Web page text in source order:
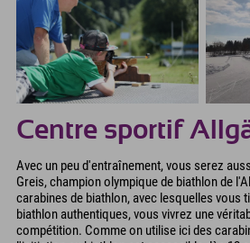
Centre sportif
Avec un peu d'entraînement, vous serez
Greis, champion olympique de biathlon de
carabines de biathlon, avec lesquelles vous
biathlon authentiques, vous vivrez une
compétition. Comme on utilise ici des